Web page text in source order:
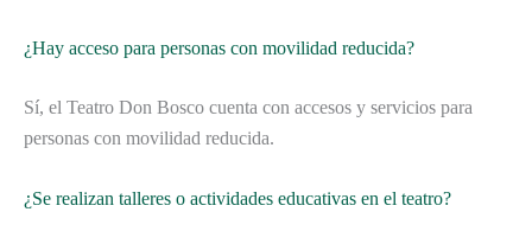
¿Hay acceso para personas con movilidad reducida?
Sí, el Teatro Don Bosco cuenta con accesos y servicios para
personas con movilidad reducida.
¿Se realizan talleres o actividades educativas en el teatro?